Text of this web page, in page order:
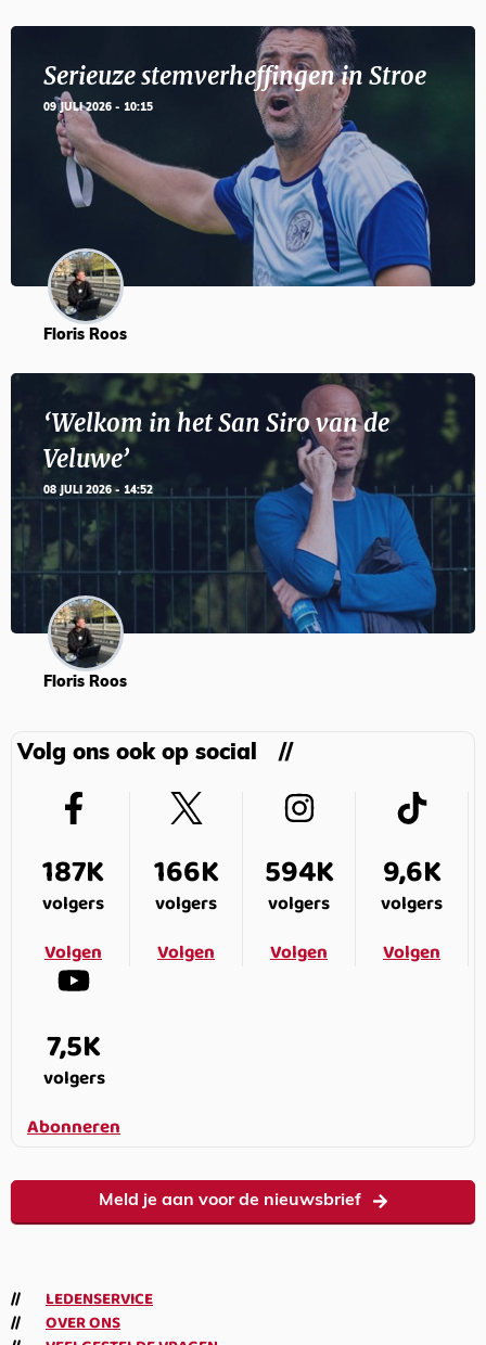
Serieuze stemverheffingen in Stroe
09 JULI 2026 - 10:15
Floris Roos
‘Welkom in het San Siro van de
Veluwe’
08 JULI 2026 - 14:52
Floris Roos
Volg ons ook op social
187K
volgers
Volgen
166K
volgers
Volgen
594K
volgers
Volgen
9,6K
volgers
Volgen
7,5K
volgers
Abonneren
Meld je aan voor de nieuwsbrief
LEDENSERVICE
OVER ONS